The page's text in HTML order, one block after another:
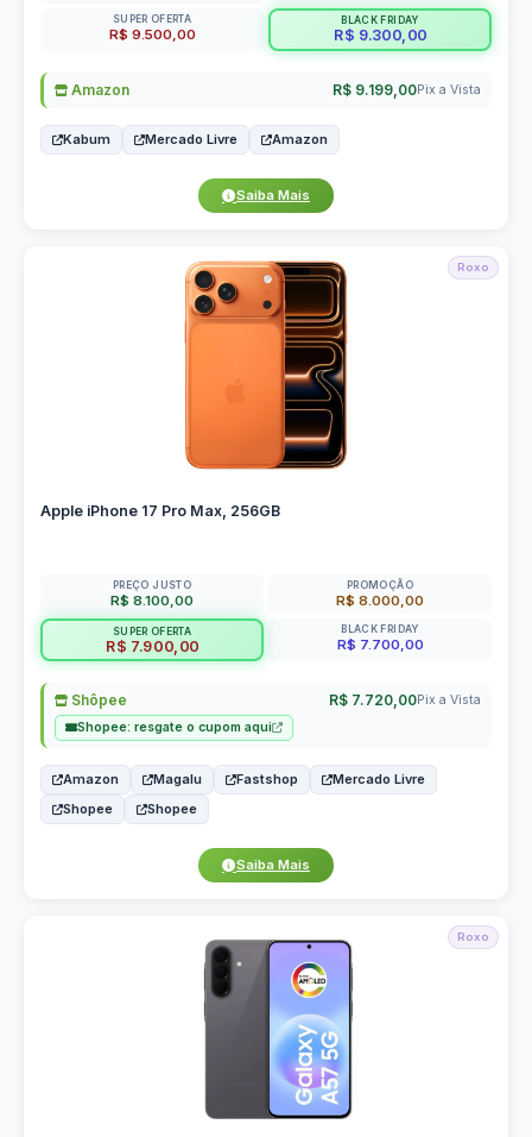
SUPER OFERTA
R$ 9.500,00
BLACK FRIDAY
R$ 9.300,00
Amazon R$ 9.199,00Pix a Vista
Kabum Mercado Livre Amazon
Saiba Mais
Roxo
Apple iPhone 17 Pro Max, 256GB
PREÇO JUSTO
R$ 8.100,00
PROMOÇÃO
R$ 8.000,00
SUPER OFERTA
R$ 7.900,00
BLACK FRIDAY
R$ 7.700,00
Shôpee R$ 7.720,00Pix a Vista
Shopee: resgate o cupom aqui
Amazon Magalu Fastshop
Mercado Livre
Shopee
Shopee
Saiba Mais
Roxo